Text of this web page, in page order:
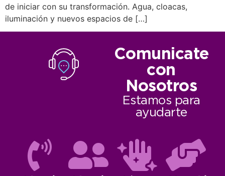
de iniciar con su transformación. Agua, cloacas,
iluminación y nuevos espacios de […]
Comunicate
con
Nosotros
Estamos para
ayudarte